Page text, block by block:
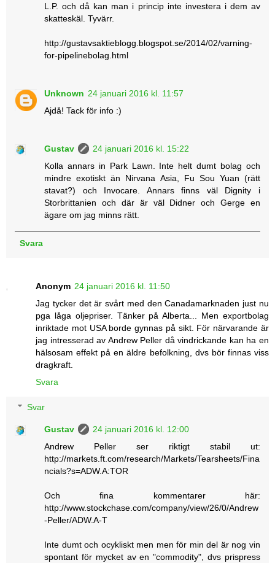
L.P. och då kan man i princip inte investera i dem av
skatteskäl. Tyvärr.
http://gustavsaktieblogg.blogspot.se/2014/02/varning-
for-pipelinebolag.html
Unknown 24 januari 2016 kl. 11:57
Ajdå! Tack för info :)
Gustav
24 januari 2016 kl. 15:22
Kolla annars in Park Lawn. Inte helt dumt bolag och
mindre exotiskt än Nirvana Asia, Fu Sou Yuan (rätt
stavat?) och Invocare. Annars finns väl Dignity i
Storbrittanien och där är väl Didner och Gerge en
ägare om jag minns rätt.
Svara
Anonym 24 januari 2016 kl. 11:50
Jag tycker det är svårt med den Canadamarknaden just nu
pga låga oljepriser. Tänker på Alberta... Men exportbolag
inriktade mot USA borde gynnas på sikt. För närvarande är
jag intresserad av Andrew Peller då vindrickande kan ha en
hälsosam effekt på en äldre befolkning, dvs bör finnas viss
dragkraft.
Svara
Svar
Gustav
24 januari 2016 kl. 12:00
Andrew Peller ser riktigt stabil ut:
http://markets.ft.com/research/Markets/Tearsheets/Fina
ncials?s=ADW.A:TOR
Och fina kommentarer här:
http://www.stockchase.com/company/view/26/0/Andrew
-Peller/ADW.A-T
Inte dumt och ocykliskt men men för min del är nog vin
spontant för mycket av en "commodity", dvs prispress